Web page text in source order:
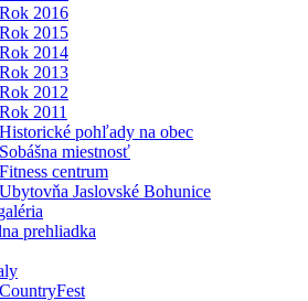
Rok 2016
Rok 2015
Rok 2014
Rok 2013
Rok 2012
Rok 2011
Historické pohľady na obec
Sobášna miestnosť
Fitness centrum
Ubytovňa Jaslovské Bohunice
prehliadka
CountryFest